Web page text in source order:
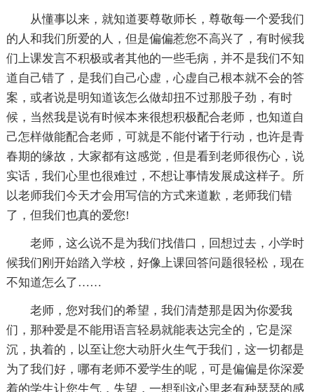
从懂事以来，就知道要尊敬师长，尊敬每一个爱我们
的人和我们所爱的人，但是偏偏惹您不高兴了，有时候我
们上课发言不积极或者其他的一些毛病，并不是我们不知
道自己错了，是我们自己心虚，心虚自己根本就不会的答
案，或者说是明知道该怎么做却扭不过那股子劲，有时
候，当然我是说有时候本来很想积极配合老师，也知道自
己怎样做能配合老师，可就是不能付诸于行动，也许是青
春期的缘故，大家都有这感觉，但是看到老师很伤心，说
实话，我们心里也很难过，不想让事情发展成这样子。所
以老师我们今天才会用写信的方式来道歉，老师我们错
了，但我们也真的爱您!
老师，这么说不是为我们找借口，回想过去，小学时
候我们刚开始踏入学校，好像上课回答问题很轻松，现在
不知道怎么了……
老师，您对我们的希望，我们清楚那是因为你爱我
们，那种爱是不能用语言轻易就能表达完全的，它是深
沉，执着的，以至让您大动肝火生气于我们，这一切都是
为了我们好，哪有老师不爱学生的呢，可是偏偏是你深爱
着的学生让您生气，失望，一想到这心里老有种瑟瑟的感